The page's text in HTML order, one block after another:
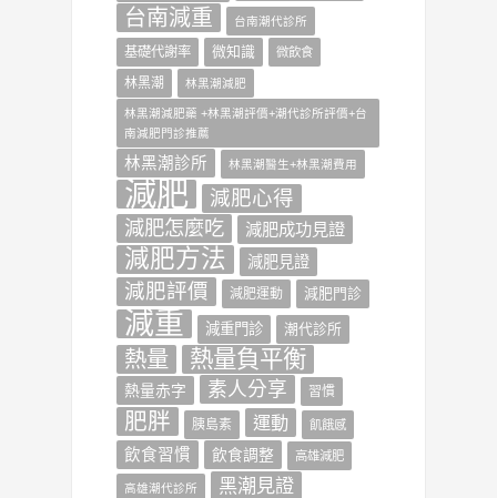
台南減重 台南潮代診所
基礎代謝率 微知識 微飲食
林黑潮 林黑潮減肥
林黑潮減肥藥 +林黑潮評價+潮代診所評價+台
南減肥門診推薦
林黑潮診所 林黑潮醫生+林黑潮費用
減肥
減肥心得
減肥怎麼吃
減肥成功見證
減肥方法 減肥見證
減肥評價 減肥運動 減肥門診
減重 減重門診 潮代診所
熱量 熱量負平衡
熱量赤字 素人分享 習慣
肥胖 胰島素 運動 飢餓感
飲食習慣 飲食調整 高雄減肥
高雄潮代診所 黑潮見證